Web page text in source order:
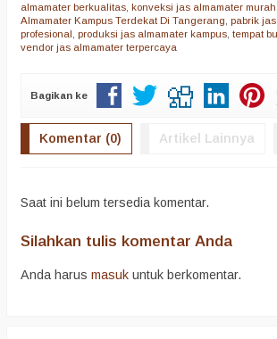
almamater berkualitas konveksi jas almamater murah
Almamater Kampus Terdekat Di Tangerang pabrik
profesional produksi jas almamater kampus tempat
vendor jas almamater terpercaya
Bagikan ke
Komentar (0) Artikel Lainnya
Saat ini belum tersedia komentar.
Silahkan tulis komentar Anda
Anda harus masuk untuk berkomentar.